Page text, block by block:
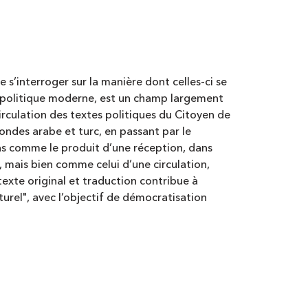
s’interroger sur la manière dont celles-ci se
moderne, est un champ largement
des textes politiques du Citoyen de
arabe et turc, en passant par le
comme le produit d’une réception, dans
bien comme celui d’une circulation,
original et traduction contribue à
avec l’objectif de démocratisation